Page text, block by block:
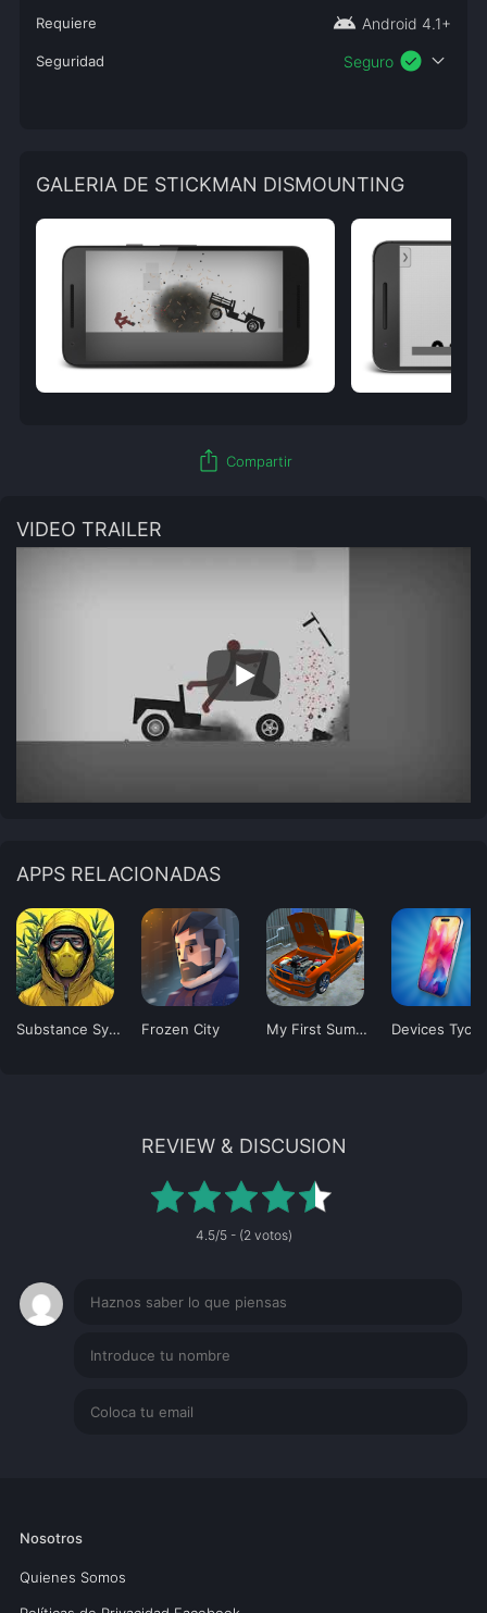
Requiere android Android 4.1+
Seguridad Seguro check_circle expand_more
GALERIA DE STICKMAN DISMOUNTING
ios_share Compartir
VIDEO TRAILER
APPS RELACIONADAS
Substance Syndicate Tycoon V Frozen City My First Summer Car: Mechanic Devices
REVIEW & DISCUSION
4.5/5 - (2 votos)
Nosotros
Quienes Somos